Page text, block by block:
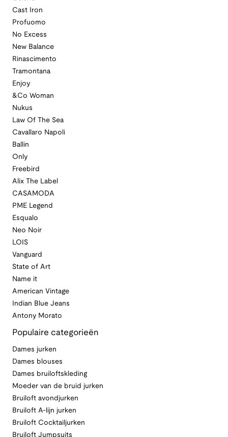
Cast Iron
Profuomo
No Excess
New Balance
Rinascimento
Tramontana
Enjoy
&Co Woman
Nukus
Law Of The Sea
Cavallaro Napoli
Ballin
Only
Freebird
Alix The Label
CASAMODA
PME Legend
Esqualo
Neo Noir
LOIS
Vanguard
State of Art
Name it
American Vintage
Indian Blue Jeans
Antony Morato
Populaire categorieën
Dames jurken
Dames blouses
Dames bruiloftskleding
Moeder van de bruid jurken
Bruiloft avondjurken
Bruiloft A-lijn jurken
Bruiloft Cocktailjurken
Bruiloft Jumpsuits